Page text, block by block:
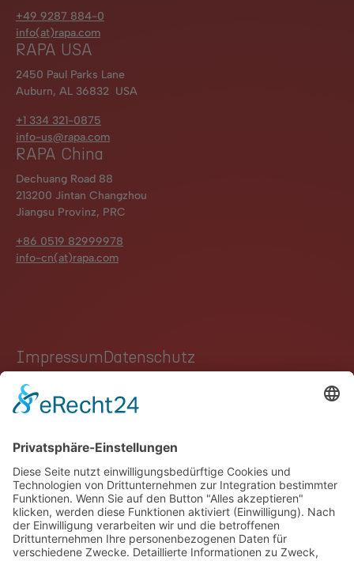
+49 9287 884-0
info(at)rapa.com
RAPA USA
2450 Paul Parks Lane
Auburn, AL 36832 USA
+1 334 321-0875
info-us@rapa.com
RAPA China
Dechuang Road 88
213200 Jintan Changzhou
Jiangsu Provinz, PRC
+86 0519 82999978
info-cn(at)rapa.com
Impressum Datenschutz
Hinweisgebersystem
GROUP
AUTOMOTIVE